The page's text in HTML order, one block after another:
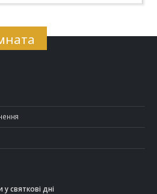
святкові дні